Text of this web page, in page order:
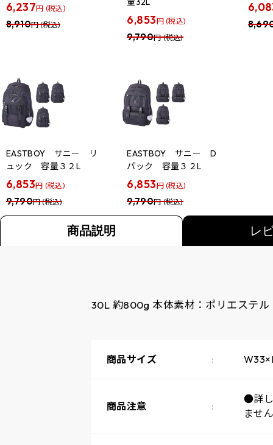
6,237円 (税込)
8,910円 (税込) 6,853円 (税込)
9,790円 (税込)
EASTBOY サニー リ
ュック 容量３２L
6,853円 (税込)
9,790円 (税込)
EASTBOY サニー D
パック 容量３２L
6,853円 (税込)
9,790円 (税込)
商品説明 レ
30L 約800g 本体素材：ポリエステル
商品サイズ
商品注意
●詳し
ませ